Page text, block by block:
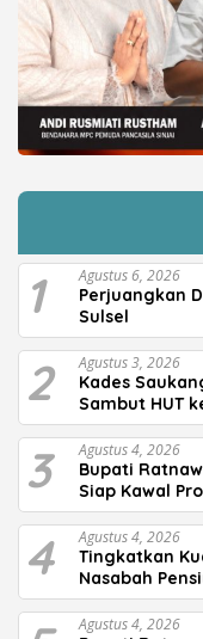
1 Agustus 6, 2026
Perjuangkan
Sulsel
2 Agustus 3, 2026
Kades
Sambut HUT
3 Agustus 4, 2026
Bupati
Siap Kawal
4 Agustus 4, 2026
Tingkatkan
Nasabah
Agustus 4, 2026